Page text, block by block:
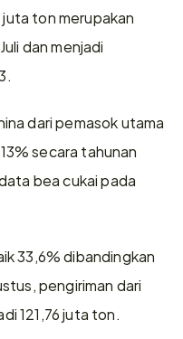
ton merupakan
dan menjadi
dari pemasok utama
secara tahunan
bea cukai pada
33,6% dibandingkan
pengiriman dari
121,76 juta ton.